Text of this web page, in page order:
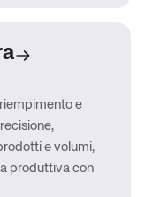
e
e volumi,
produttiva con